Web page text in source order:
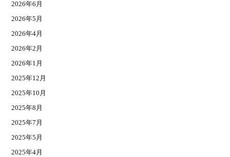
2026年6月
2026年5月
2026年4月
2026年2月
2026年1月
2025年12月
2025年10月
2025年8月
2025年7月
2025年5月
2025年4月